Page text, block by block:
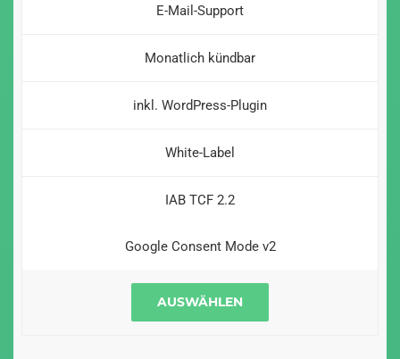
E-Mail-Support
Monatlich kündbar
inkl. WordPress-Plugin
White-Label
IAB TCF 2.2
Google Consent Mode v2
AUSWÄHLEN